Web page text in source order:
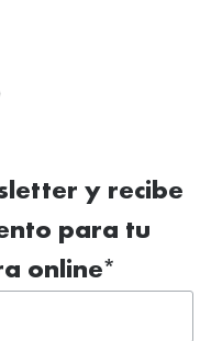
y recibe
para tu
online*